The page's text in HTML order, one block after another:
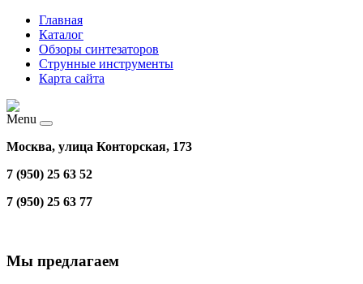
Главная
Каталог
Обзоры синтезаторов
Струнные инструменты
Карта сайта
Menu
Москва, улица Конторская, 173
7 (950) 25 63 52
7 (950) 25 63 77
Мы предлагаем